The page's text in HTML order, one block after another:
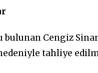
bulunan Cengiz
tahliye